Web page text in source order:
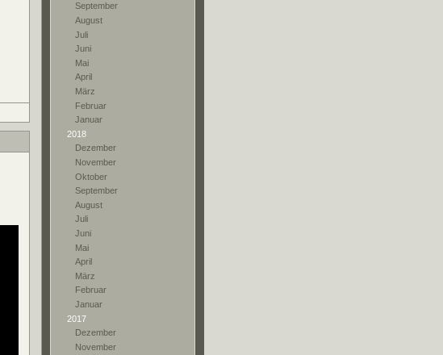
September
August
Juli
Juni
Mai
April
März
Februar
Januar
2018
Dezember
November
Oktober
September
August
Juli
Juni
Mai
April
März
Februar
Januar
2017
Dezember
November